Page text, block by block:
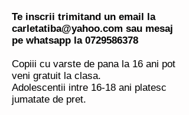
Te inscrii trimitand un email la
carletatiba@yahoo.com sau mesaj
pe whatsapp la 0729586378
Copiii cu varste de pana la 16 ani pot
veni gratuit la clasa.
Adolescentii intre 16-18 ani platesc
jumatate de pret.